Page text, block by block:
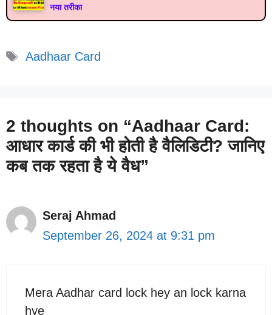
नया तरीका
Tags
Aadhaar Card
2 thoughts on “Aadhaar Card:
आधार कार्ड की भी होती है वैलिडिटी? जानिए
कब तक रहता है ये वैध”
Seraj Ahmad
September 26, 2024 at 9:31 pm
Mera Aadhar card lock hey an lock karna
hye